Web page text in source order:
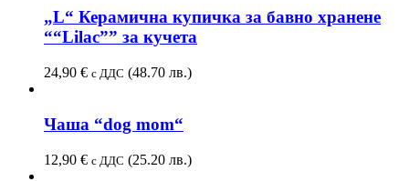
„L“ Керамична купичка за бавно хранене
““Lilac”” за кучета
24,90 € с ДДС (48.70 лв.)
Чаша “dog mom“
12,90 € с ДДС (25.20 лв.)